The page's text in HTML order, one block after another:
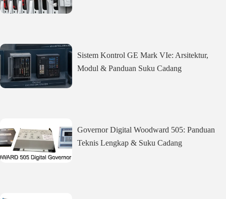
Sistem Kontrol GE Mark VIe: Arsitektur,
Modul & Panduan Suku Cadang
Governor Digital Woodward 505: Panduan
Teknis Lengkap & Suku Cadang